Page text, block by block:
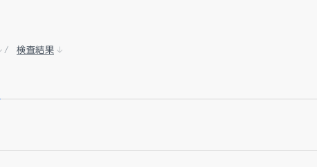
検査結果